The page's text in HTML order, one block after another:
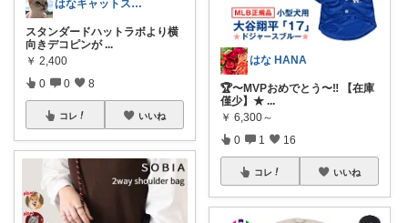
はなキャットスタジオ🐱
スタンダードハットラボより横
向きデコピンが ...
￥ 2,400
0 0 8
コレ いいね
はな HANA
🏆〜MVPおめでとう〜‼️ 【在庫
僅少】★ ...
￥ 6,300～
0 1 16
コレ いいね